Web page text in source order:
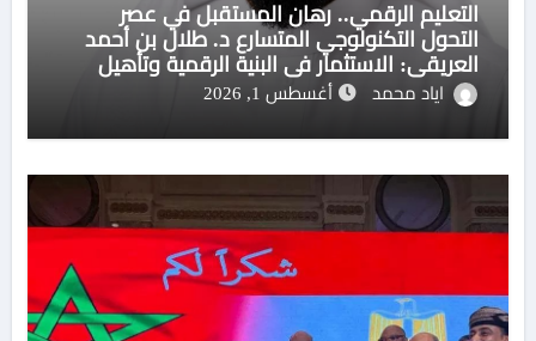
التعليم الرقمي.. رهان المستقبل في عصر
التحول التكنولوجي المتسارع د. طلال بن أحمد
العريقي: الاستثمار في البنية الرقمية وتأهيل
الكوادر مفتاح بناء منظومة تعليمية مستدامة
اياد محمد أغسطس 1, 2026